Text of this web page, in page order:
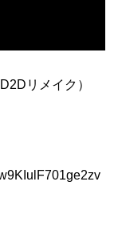
リメイク）